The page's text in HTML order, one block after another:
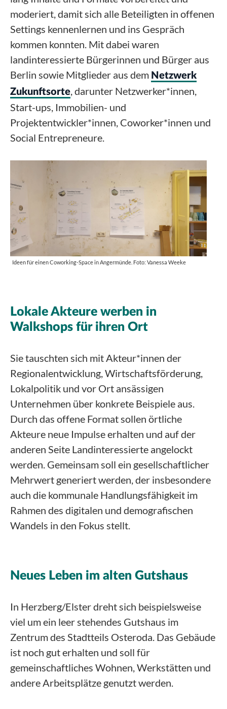
moderiert, damit sich alle Beteiligten in offenen
Settings kennenlernen und ins Gespräch
kommen konnten. Mit dabei waren
landinteressierte Bürgerinnen und Bürger aus
Berlin sowie Mitglieder aus dem Netzwerk
Zukunftsorte, darunter Netzwerker*innen,
Start-ups, Immobilien- und
Projektentwickler*innen, Coworker*innen und
Social Entrepreneure.
Ideen für einen Coworking-Space in Angermünde. Foto: Vanessa Weeke
Lokale Akteure werben in
Walkshops für ihren Ort
Sie tauschten sich mit Akteur*innen der
Regionalentwicklung, Wirtschaftsförderung,
Lokalpolitik und vor Ort ansässigen
Unternehmen über konkrete Beispiele aus.
Durch das offene Format sollen örtliche
Akteure neue Impulse erhalten und auf der
anderen Seite Landinteressierte angelockt
werden. Gemeinsam soll ein gesellschaftlicher
Mehrwert generiert werden, der insbesondere
auch die kommunale Handlungsfähigkeit im
Rahmen des digitalen und demografischen
Wandels in den Fokus stellt.
Neues Leben im alten Gutshaus
In Herzberg/Elster dreht sich beispielsweise
viel um ein leer stehendes Gutshaus im
Zentrum des Stadtteils Osteroda. Das Gebäude
ist noch gut erhalten und soll für
gemeinschaftliches Wohnen, Werkstätten und
andere Arbeitsplätze genutzt werden.